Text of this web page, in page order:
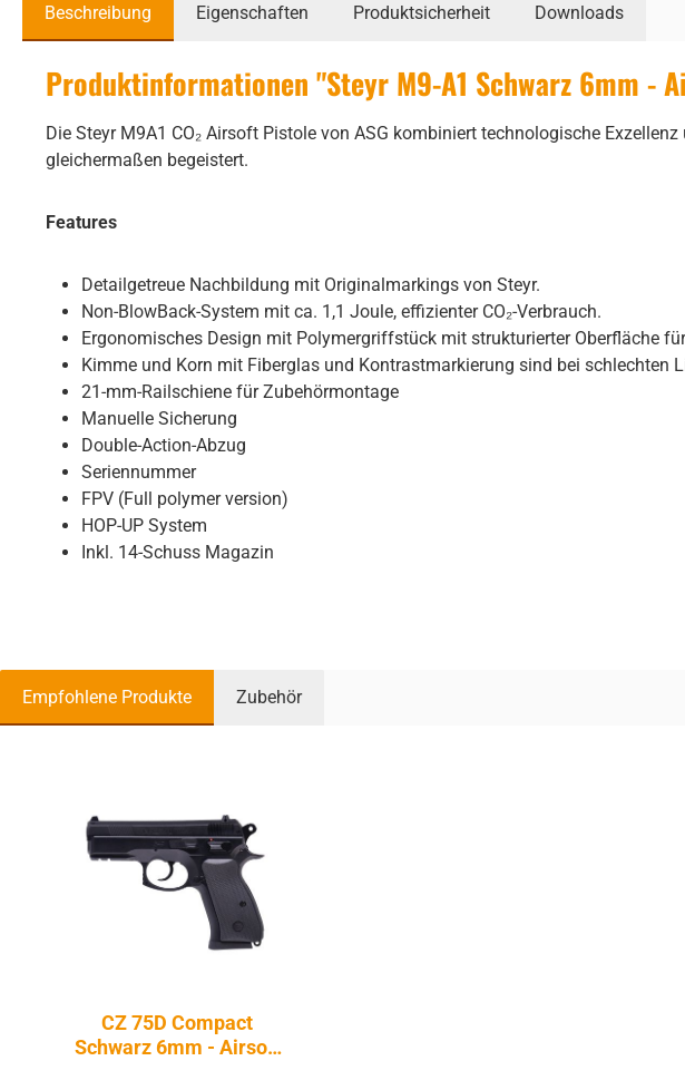
Beschreibung Eigenschaften Produktsicherheit Downloads
Produktinformationen "Steyr M9-A1 Schwarz 6mm -
Die Steyr M9A1 CO₂ Airsoft Pistole von ASG kombiniert technologische
gleichermaßen begeistert.
Features
Detailgetreue Nachbildung mit Originalmarkings von Steyr.
Non-BlowBack-System mit ca. 1,1 Joule, effizienter CO₂-Verbrauch.
Ergonomisches Design mit Polymergriffstück mit strukturierter Oberfläche
Kimme und Korn mit Fiberglas und Kontrastmarkierung sind bei schlechten
21-mm-Railschiene für Zubehörmontage
Manuelle Sicherung
Double-Action-Abzug
Seriennummer
FPV (Full polymer version)
HOP-UP System
Inkl. 14-Schuss Magazin
Empfohlene Produkte Zubehör
CZ 75D Compact
Schwarz 6mm - Airsoft